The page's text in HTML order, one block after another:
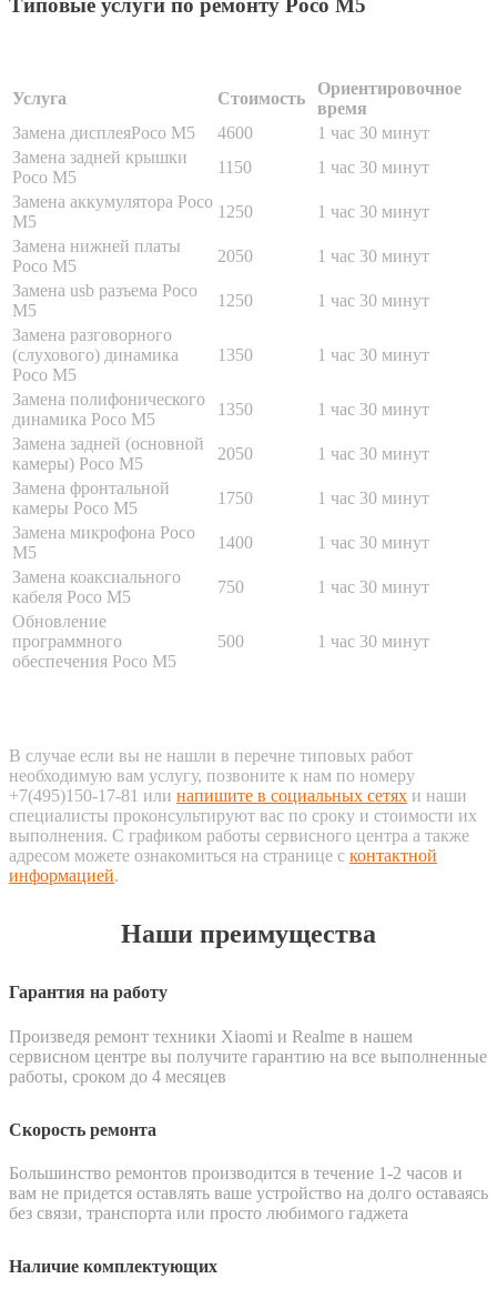
Типовые услуги по ремонту Poco M5
Услуга Стоимость
Ориентировочное
время
Замена дисплеяPoco M5
4600
1 час 30 минут
Замена задней крышки
Poco M5
1150
1 час 30 минут
Замена аккумулятора Poco
M5
1250
1 час 30 минут
Замена нижней платы
Poco M5
2050
1 час 30 минут
Замена usb разъема Poco
M5
1250
1 час 30 минут
Замена разговорного
(слухового) динамика
Poco M5
1350 1 час 30 минут
Замена полифонического
динамика Poco M5
1350
1 час 30 минут
Замена задней (основной
камеры) Poco M5
2050
1 час 30 минут
Замена фронтальной
камеры Poco M5
1750
1 час 30 минут
Замена микрофона Poco
M5
1400
1 час 30 минут
Замена коаксиального
кабеля Poco M5
750
1 час 30 минут
Обновление
программного
обеспечения Poco M5
500 1 час 30 минут
В случае если вы не нашли в перечне типовых работ
необходимую вам услугу, позвоните к нам по номеру
+7(495)150-17-81 или напишите в социальных сетях и наши
специалисты проконсультируют вас по сроку и стоимости их
выполнения. С графиком работы сервисного центра а также
адресом можете ознакомиться на странице с контактной
информацией.
Наши преимущества
Гарантия на работу
Произведя ремонт техники Xiaomi и Realme в нашем
сервисном центре вы получите гарантию на все выполненные
работы, сроком до 4 месяцев
Скорость ремонта
Большинство ремонтов производится в течение 1-2 часов и
вам не придется оставлять ваше устройство на долго оставаясь
без связи, транспорта или просто любимого гаджета
Наличие комплектующих